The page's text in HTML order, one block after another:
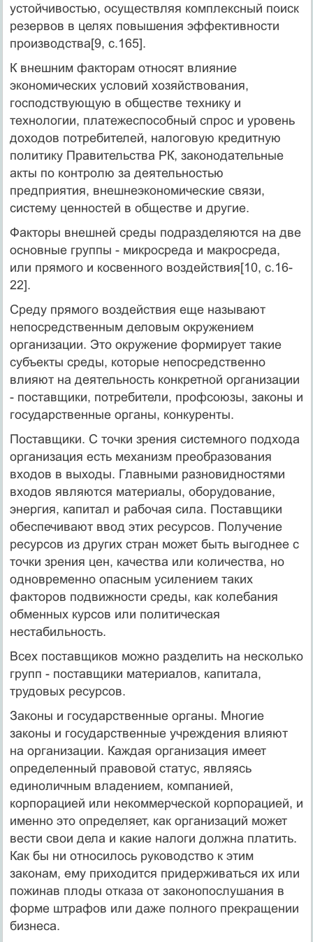
устойчивостью, осуществляя комплексный поиск
резервов в целях повышения эффективности
производства[9, c.165].
К внешним факторам относят влияние
экономических условий хозяйствования,
господствующую в обществе технику и
технологии, платежеспособный спрос и уровень
доходов потребителей, налоговую кредитную
политику Правительства РК, законодательные
акты по контролю за деятельностью
предприятия, внешнеэкономические связи,
систему ценностей в обществе и другие.
Факторы внешней среды подразделяются на две
основные группы - микросреда и макросреда,
или прямого и косвенного воздействия[10, c.16-
22].
Среду прямого воздействия еще называют
непосредственным деловым окружением
организации. Это окружение формирует такие
субъекты среды, которые непосредственно
влияют на деятельность конкретной организации
- поставщики, потребители, профсоюзы, законы и
государственные органы, конкуренты.
Поставщики. С точки зрения системного подхода
организация есть механизм преобразования
входов в выходы. Главными разновидностями
входов являются материалы, оборудование,
энергия, капитал и рабочая сила. Поставщики
обеспечивают ввод этих ресурсов. Получение
ресурсов из других стран может быть выгоднее с
точки зрения цен, качества или количества, но
одновременно опасным усилением таких
факторов подвижности среды, как колебания
обменных курсов или политическая
нестабильность.
Всех поставщиков можно разделить на несколько
групп - поставщики материалов, капитала,
трудовых ресурсов.
Законы и государственные органы. Многие
законы и государственные учреждения влияют
на организации. Каждая организация имеет
определенный правовой статус, являясь
единоличным владением, компанией,
корпорацией или некоммерческой корпорацией, и
именно это определяет, как организаций может
вести свои дела и какие налоги должна платить.
Как бы ни относилось руководство к этим
законам, ему приходится придерживаться их или
пожинав плоды отказа от законопослушания в
форме штрафов или даже полного прекращении
бизнеса.